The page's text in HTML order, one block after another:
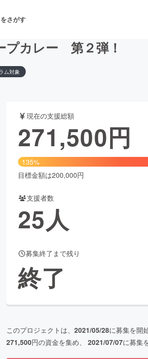
さがす
ォーマンス
食店 ファッション
ィー・ヘルスケア
プカレー 第２弾！
ム対象
現在の支援総額
271,500円
135%
目標金額は200,000円
支援者数
25人
募集終了まで残り
終了
このプロジェクトは、 2021/05/28に募集を開
271,500円の資金を集め、 2021/07/07に募集